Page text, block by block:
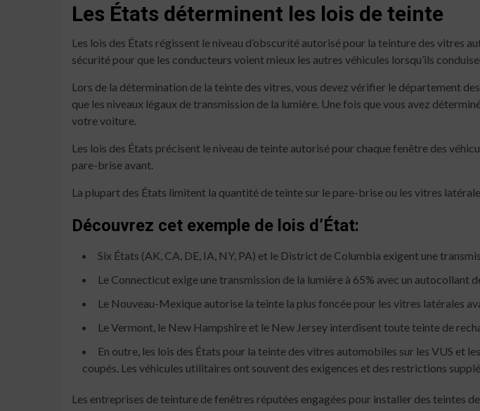
Les États déterminent les lois de teinte
Les lois des États régissent le niveau d’obscurité autorisé pour la teinture des vitres
sécurité pour que les conducteurs voient mieux les autres véhicules lorsqu’ils
Lors de la détermination de la teinte des vitres, vous devez vérifier le département
que les niveaux légaux de transmission de la lumière. Une fois que vous avez
votre voiture.
Les lois des États précisent le niveau de teinte autorisé pour chaque fenêtre des
pare-brise avant.
La plupart des États limitent la quantité de teinte sur le pare-brise ou les vitres
Découvrez cet exemple de lois d’État:
Six États (AK, CA, DE, IA, NY, PA) et le District de Columbia exigent une
Le Connecticut exige une transmission de la lumière à 65% avec un
Le Nouveau-Mexique autorise la teinte la plus foncée pour les vitres latérales
Le Vermont, le New Hampshire et le New Jersey interdisent toute teinte de
En outre, les lois des États pour la teinte des vitres automobiles sur les VUS
coupés. Les véhicules utilitaires ont souvent des exigences et des restrictions
Les entreprises de teinture de fenêtres réputées engagées pour installer des teintes